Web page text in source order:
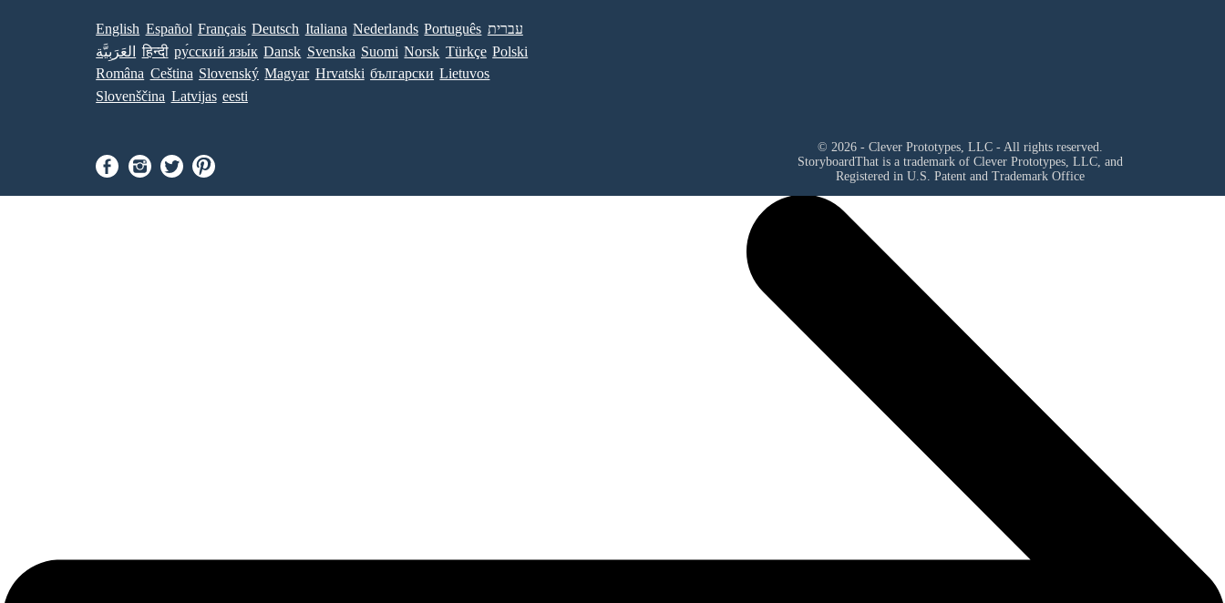
English Español Français Deutsch Italiana Nederlands Português עברית
العَرَبِيَّة
हिन्दी ру́сский язы́к Dansk Svenska Suomi Norsk Türkçe Polski
Româna Ceština Slovenský Magyar Hrvatski български Lietuvos
Slovenščina Latvijas eesti
© 2026 - Clever Prototypes, LLC - All rights reserved.
StoryboardThat is a trademark of Clever Prototypes, LLC, and
Registered in U.S. Patent and Trademark Office